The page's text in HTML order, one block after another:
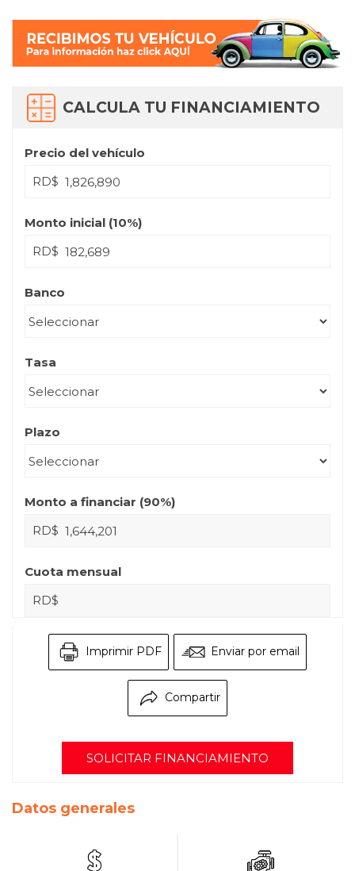
CALCULA TU FINANCIAMIENTO
Precio del vehículo
RD$
Monto inicial (10%)
RD$
Banco
Tasa
Plazo
Monto a financiar (90%)
RD$
Cuota mensual
RD$
Imprimir PDF Enviar por email
Compartir
SOLICITAR FINANCIAMIENTO
Datos generales